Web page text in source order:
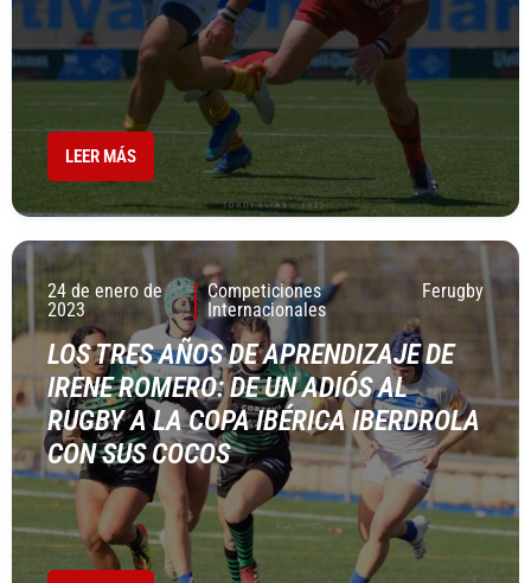
LEER MÁS
24 de enero de
2023
Competiciones
Internacionales
Ferugby
LOS TRES AÑOS DE APRENDIZAJE DE
IRENE ROMERO: DE UN ADIÓS AL
RUGBY A LA COPA IBÉRICA IBERDROLA
CON SUS COCOS